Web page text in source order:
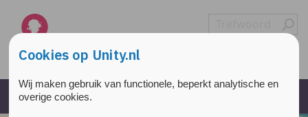
Cookies op Unity.nl
Wij maken gebruik van functionele, beperkt analytische en
overige cookies.